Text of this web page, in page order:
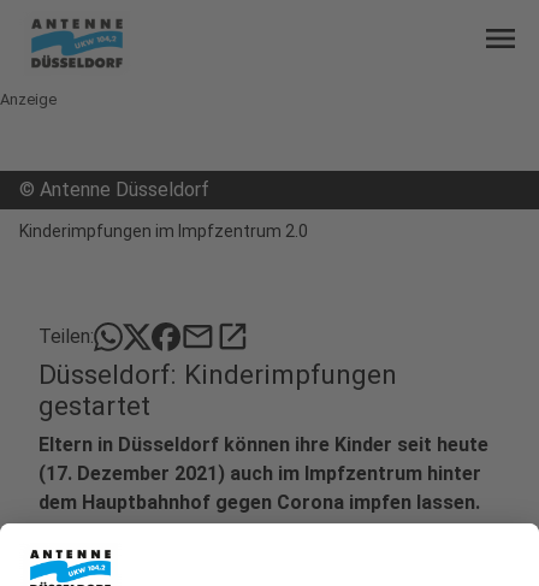
menu
Anzeige
© Antenne Düsseldorf
Kinderimpfungen im Impfzentrum 2.0
Teilen: mailopen_in_new
Düsseldorf: Kinderimpfungen
gestartet
Eltern in Düsseldorf können ihre Kinder seit heute
(17. Dezember 2021) auch im Impfzentrum hinter
dem Hauptbahnhof gegen Corona impfen lassen.
Rund 2.500 Termine wurden dafür bis jetzt schon
vereinbart.